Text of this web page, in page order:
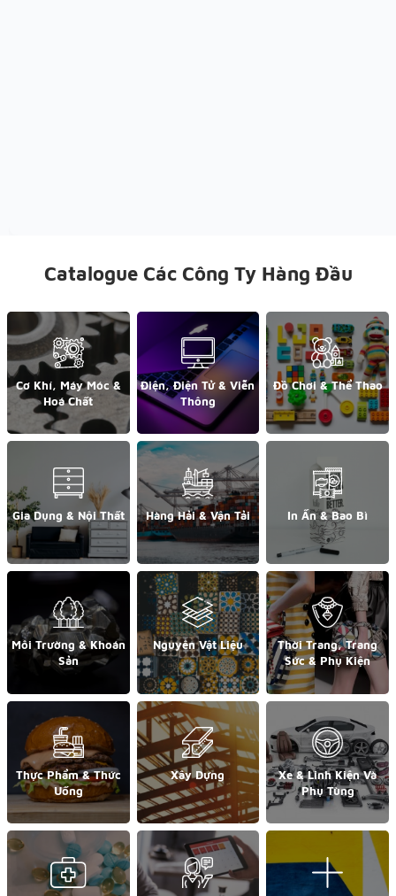
Catalogue Các Công Ty Hàng Đầu
Cơ Khí, Máy Móc &
Hoá Chất
Điện, Điện Tử & Viễn
Thông
Đồ Chơi & Thể Thao
Gia Dụng & Nội Thất Hàng Hải & Vận Tải In Ấn & Bao Bì
Môi Trường & Khoán
Sản
Nguyên Vật Liệu
Thời Trang, Trang
Sức & Phụ Kiện
Thực Phẩm & Thức
Uống
Xây Dựng
Xe & Linh Kiện Và
Phụ Tùng